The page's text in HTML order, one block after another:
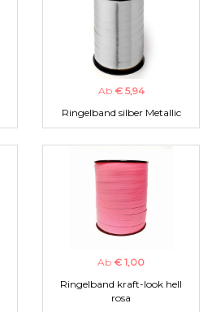
Ab € 5,94
Ringelband silber Metallic
Ab € 1,00
Ringelband kraft-look hell
rosa